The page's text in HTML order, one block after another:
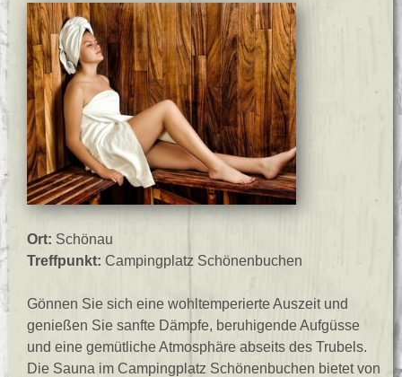
Ort: Schönau
Treffpunkt: Campingplatz Schönenbuchen
Gönnen Sie sich eine wohltemperierte Auszeit und
genießen Sie sanfte Dämpfe, beruhigende Aufgüsse
und eine gemütliche Atmosphäre abseits des Trubels.
Die Sauna im Campingplatz Schönenbuchen bietet von